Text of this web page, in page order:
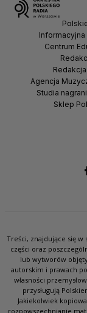
Centrum
Agencja
Studia
Sklep
Treści, znajdujące się
części oraz
lub wytworów
autorskim i prawach
własności
przysługują
Jakiekolwiek
rozpowszechnianie